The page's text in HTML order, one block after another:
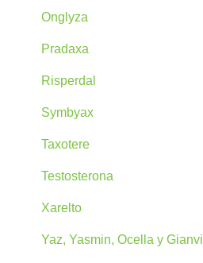
Onglyza
Pradaxa
Risperdal
Symbyax
Taxotere
Testosterona
Xarelto
Yaz, Yasmin, Ocella y Gianvi